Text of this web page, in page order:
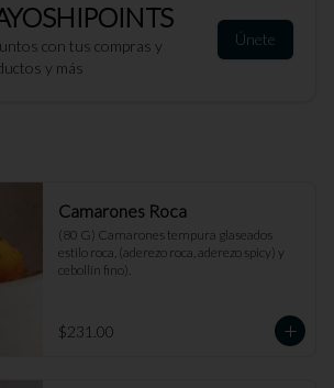
con tus compras y
y más
Únete
Camarones Roca
(80 G) Camarones tempura glaseados
estilo roca, (aderezo roca, aderezo spicy) y
cebollín fino).
$231.00